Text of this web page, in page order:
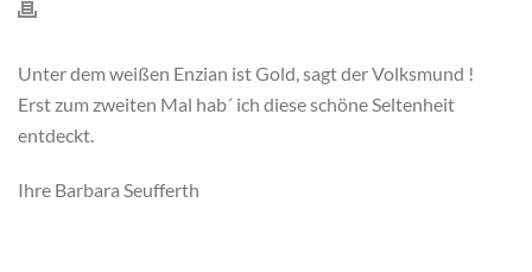
Unter dem weißen Enzian ist Gold, sagt der Volksmund !
Erst zum zweiten Mal hab´ ich diese schöne Seltenheit
entdeckt.
Ihre Barbara Seufferth